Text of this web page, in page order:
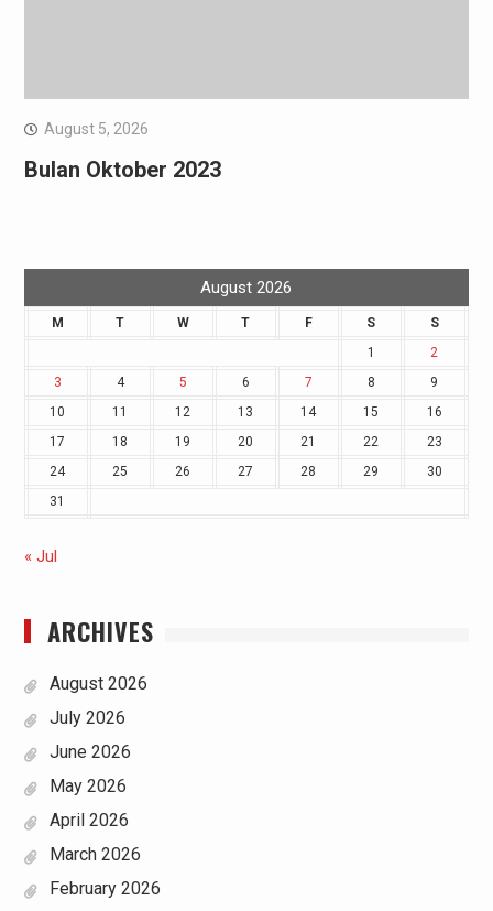
August 5, 2026
Bulan Oktober 2023
August 2026
M T W T F S
S
1
2
3
4 5 6 7 8
9
10
11 12 13 14 15
16
17
18 19 20 21 22
23
24
25 26 27 28 29
30
31
« Jul
ARCHIVES
August 2026
July 2026
June 2026
May 2026
April 2026
March 2026
February 2026